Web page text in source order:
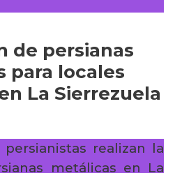
de persianas
para locales
La Sierrezuela
realizan la
metálicas en La